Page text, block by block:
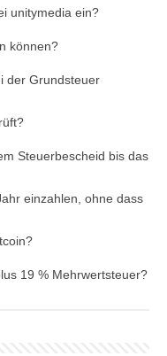
unitymedia ein?
können?
der Grundsteuer
Steuerbescheid bis das
einzahlen, ohne dass
19 % Mehrwertsteuer?